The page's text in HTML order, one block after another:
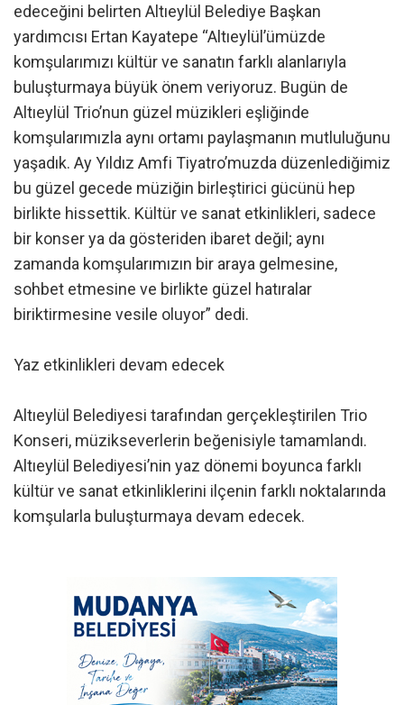
edeceğini belirten Altıeylül Belediye Başkan
yardımcısı Ertan Kayatepe “Altıeylül’ümüzde
komşularımızı kültür ve sanatın farklı alanlarıyla
buluşturmaya büyük önem veriyoruz. Bugün de
Altıeylül Trio’nun güzel müzikleri eşliğinde
komşularımızla aynı ortamı paylaşmanın mutluluğunu
yaşadık. Ay Yıldız Amfi Tiyatro’muzda düzenlediğimiz
bu güzel gecede müziğin birleştirici gücünü hep
birlikte hissettik. Kültür ve sanat etkinlikleri, sadece
bir konser ya da gösteriden ibaret değil; aynı
zamanda komşularımızın bir araya gelmesine,
sohbet etmesine ve birlikte güzel hatıralar
biriktirmesine vesile oluyor” dedi.
Yaz etkinlikleri devam edecek
Altıeylül Belediyesi tarafından gerçekleştirilen Trio
Konseri, müzikseverlerin beğenisiyle tamamlandı.
Altıeylül Belediyesi’nin yaz dönemi boyunca farklı
kültür ve sanat etkinliklerini ilçenin farklı noktalarında
komşularla buluşturmaya devam edecek.